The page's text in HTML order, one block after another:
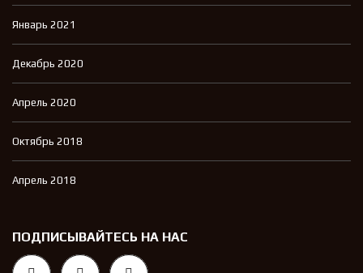
Январь 2021
Декабрь 2020
Апрель 2020
Октябрь 2018
Апрель 2018
ПОДПИСЫВАЙТЕСЬ НА НАС